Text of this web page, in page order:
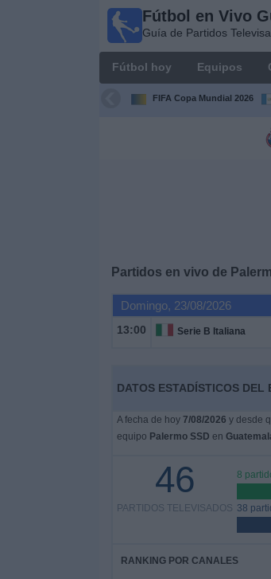
Fútbol en Vivo
Guía de Partidos
Fútbol hoy Equipos
FIFA Copa Mundial 2026
Partidos en vivo de
Domingo, 23/08/2026
13:00 Serie B Italiana
DATOS ESTADÍSTICOS DEL
A fecha de hoy 7/08/2026 y desde
equipo Palermo SSD en
46
PARTIDOS TELEVISADOS
8
38
RANKING POR CANALES
Fútbol en
Guatemala